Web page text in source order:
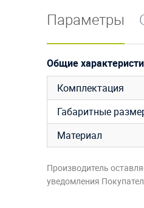
Параметры
Общие
Комплектация
Габаритные
Материал
Производитель
уведомления